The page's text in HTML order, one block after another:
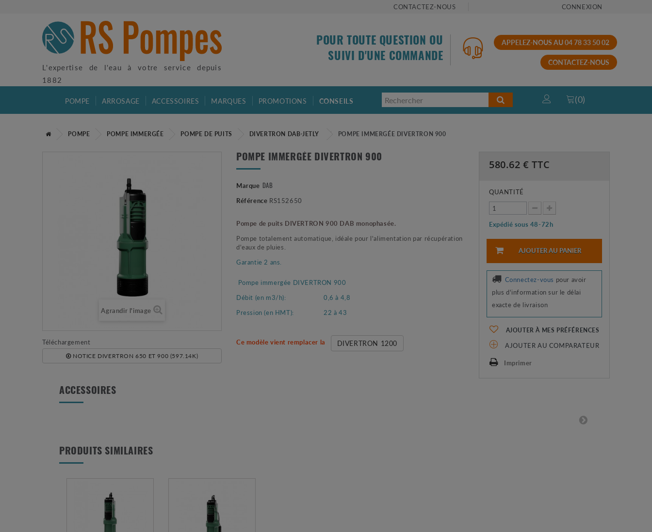
CONTACTEZ-NOUS CONNEXION
L'expertise de l'eau à votre service depuis
1882
POUR TOUTE QUESTION OU
SUIVI D'UNE COMMANDE
APPELEZ-NOUS AU 04 78 33 50 02
CONTACTEZ-NOUS
POMPE ARROSAGE ACCESSOIRES MARQUES PROMOTIONS CONSEILS (0)
POMPE POMPE IMMERGÉE POMPE DE PUITS DIVERTRON DAB-JETLY POMPE IMMERGÉE DIVERTRON 900
Agrandir l'image
Téléchargement
NOTICE DIVERTRON 650 ET 900 (597.14K)
POMPE IMMERGÉE DIVERTRON 900
Marque DAB
Référence RS152650
Pompe de puits DIVERTRON 900 DAB monophasée.
Pompe totalement automatique, idéale pour l'alimentation par récupération
d'eaux de pluies.
Garantie 2 ans.
Pompe immergée DIVERTRON 900
Débit (en m3/h):
0,6 à 4,8
Pression (en HMT):
22 à 43
Ce modèle vient remplacer la DIVERTRON 1200
580.62 € TTC
QUANTITÉ
Expédié sous 48-72h
AJOUTER AU PANIER
Connectez-vous pour avoir
plus d'information sur le délai
exacte de livraison
AJOUTER À MES PRÉFÉRENCES
AJOUTER AU COMPARATEUR
Imprimer
ACCESSOIRES
PRODUITS SIMILAIRES